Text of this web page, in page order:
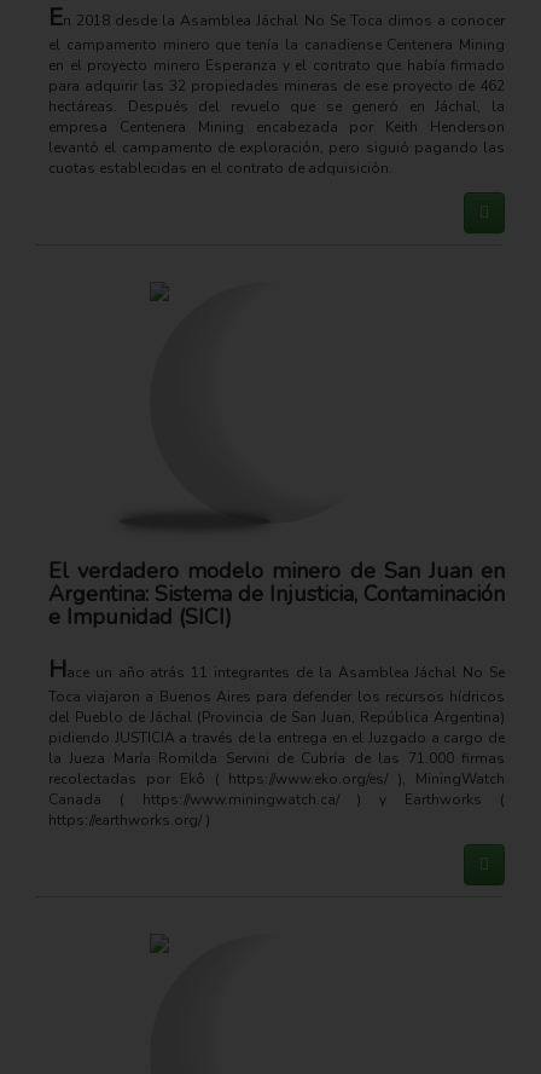
En 2018 desde la Asamblea Jáchal No Se Toca dimos a conocer
el campamento minero que tenía la canadiense Centenera Mining
en el proyecto minero Esperanza y el contrato que había firmado
para adquirir las 32 propiedades mineras de ese proyecto de 462
hectáreas. Después del revuelo que se generó en Jáchal, la
empresa Centenera Mining encabezada por Keith Henderson
levantó el campamento de exploración, pero siguió pagando las
cuotas establecidas en el contrato de adquisición.
El verdadero modelo minero de San Juan en
Argentina: Sistema de Injusticia, Contaminación
e Impunidad (SICI)
Hace un año atrás 11 integrantes de la Asamblea Jáchal No Se
Toca viajaron a Buenos Aires para defender los recursos hídricos
del Pueblo de Jáchal (Provincia de San Juan, República Argentina)
pidiendo JUSTICIA a través de la entrega en el Juzgado a cargo de
la Jueza María Romilda Servini de Cubría de las 71.000 firmas
recolectadas por Ekô ( https://www.eko.org/es/ ), MiningWatch
Canada ( https://www.miningwatch.ca/ ) y Earthworks (
https://earthworks.org/ )